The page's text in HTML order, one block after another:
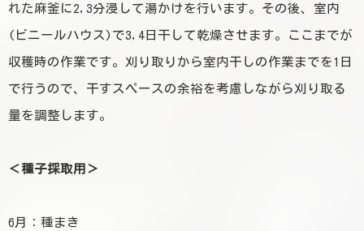
れた麻釜に2,3分浸して湯かけを行います。その後、室内
(ビニールハウス)で3,4日干して乾燥させます。ここまでが
収穫時の作業です。刈り取りから室内干しの作業までを1日
で行うので、干すスペースの余裕を考慮しながら刈り取る
量を調整します。
＜種子採取用＞
6月：種まき